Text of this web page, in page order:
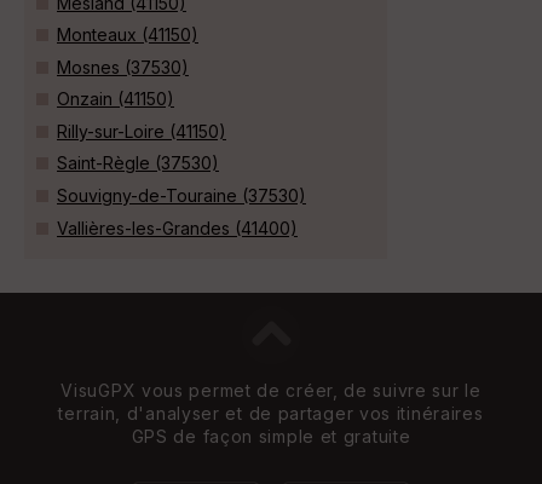
Monteaux (41150)
Mosnes (37530)
Onzain (41150)
Rilly-sur-Loire (41150)
Saint-Règle (37530)
Souvigny-de-Touraine (37530)
Vallières-les-Grandes (41400)
VisuGPX vous permet de créer, de suivre sur le
terrain, d'analyser et de partager vos itinéraires
GPS de façon simple et gratuite